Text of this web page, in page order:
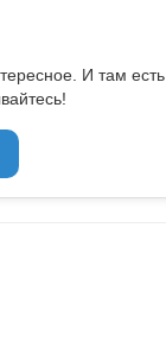
И там есть